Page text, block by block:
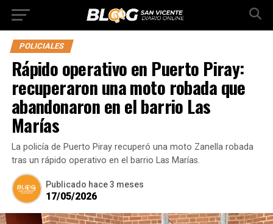
POLICIALES
Rápido operativo en Puerto Piray:
recuperaron una moto robada que
abandonaron en el barrio Las
Marías
La policía de Puerto Piray recuperó una moto Zanella robada
tras un rápido operativo en el barrio Las Marías.
Publicado hace 3 meses
17/05/2026